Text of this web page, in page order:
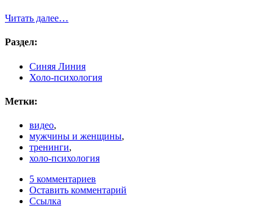
Читать далее…
Раздел:
Синяя Линия
Холо-психология
Метки:
видео,
мужчины и женщины,
тренинги,
холо-психология
5 комментариев
Оставить комментарий
Ссылка